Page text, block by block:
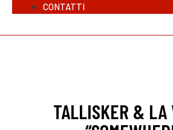
CONTATTI
TALLISKER & LA